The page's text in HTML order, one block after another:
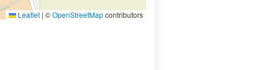
Leaflet | ©OpenStreetMapcontributors